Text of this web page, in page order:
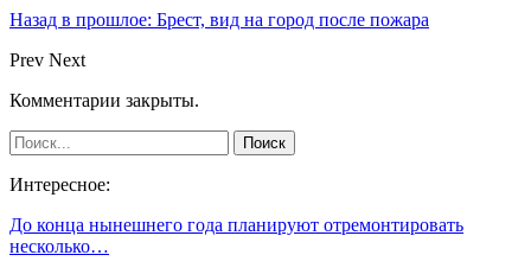
Назад в прошлое: Брест, вид на город после пожара
Prev Next
Комментарии закрыты.
Интересное:
До конца нынешнего года планируют отремонтировать
несколько…